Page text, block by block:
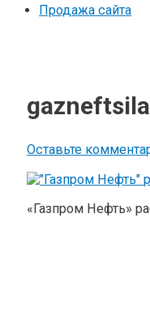
Продажа сайта
gazneftsila
Оставьте
«Газпром Нефть»